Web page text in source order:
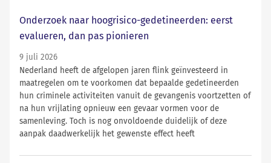
Onderzoek naar hoogrisico-gedetineerden: eerst
evalueren, dan pas pionieren
9 juli 2026
Nederland heeft de afgelopen jaren flink geïnvesteerd in
maatregelen om te voorkomen dat bepaalde gedetineerden
hun criminele activiteiten vanuit de gevangenis voortzetten of
na hun vrijlating opnieuw een gevaar vormen voor de
samenleving. Toch is nog onvoldoende duidelijk of deze
aanpak daadwerkelijk het gewenste effect heeft